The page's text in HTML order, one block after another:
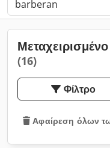
(16)
Φίλτρο
Αφαίρεση όλων